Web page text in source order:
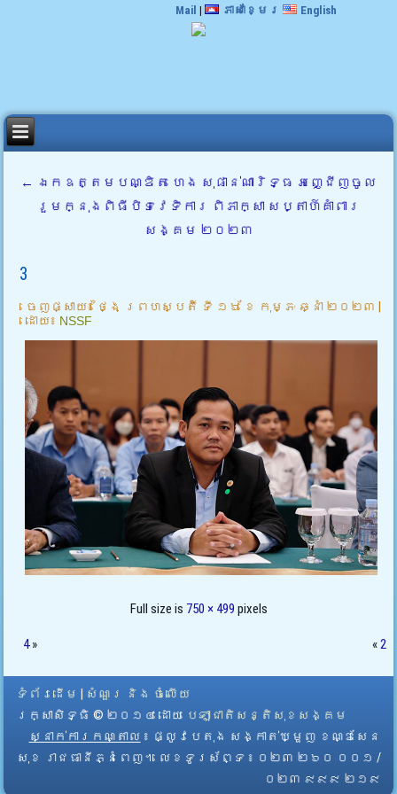
Mail | ភាសាខ្មែរ English
← ឯកឧត្តមបណ្ឌិត ហេង សុផាន់ណារិទ្ធ អញ្ជេីញចូល
រួមក្នុងពិធីបិទវេទិការ ពិភាក្សា សប្តាហ៍គាំពារ
សង្គម ២០២៣
3
ចេញផ្សាយ៖ ថ្ងៃ ព្រហស្បតិ៍ ទី ១៦ ខែ កុម្ភៈ ឆ្នាំ ២០២៣
ដោយ៖ NSSF
Full size is 750 × 499 pixels
4» «2
ទំព័រដើម
សំណួរ និង ចំលើយ
រក្សាសិទ្ធិ © ២០១៤ ដោយ​ បេឡាជាតិសន្តិសុខសង្គម
ស្នាក់ការកណ្តាល ៖ ផ្លូវបេតុង សង្កាត់ឃ្មួញ ខណ្ឌសែន
សុខ រាជធានីភ្នំពេញ។ លេខទូរស័ព្ទ ៖ ០២៣ ២៦០ ០០១ /
០២៣ ៩៩៩ ២១៩